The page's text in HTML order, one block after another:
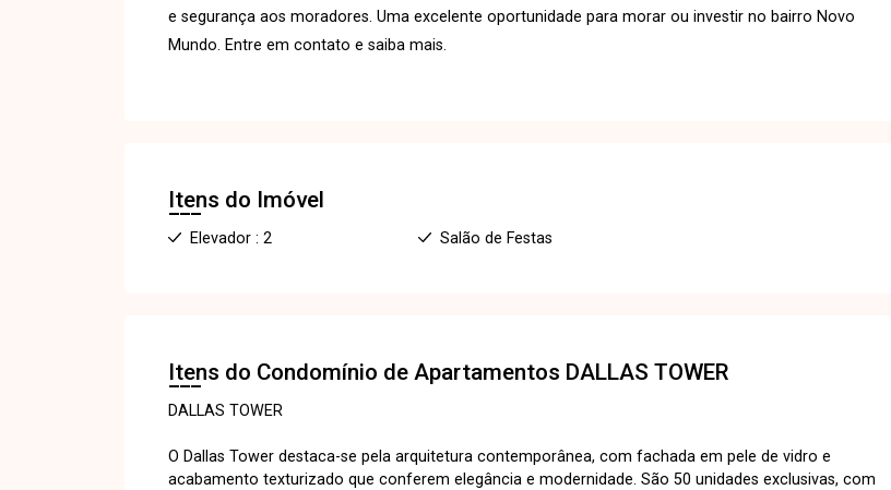
e segurança aos moradores. Uma excelente oportunidade para morar ou investir no bairro Novo
Mundo. Entre em contato e saiba mais.
Itens do Imóvel
Elevador : 2 Salão de Festas
Itens do Condomínio de Apartamentos DALLAS TOWER
DALLAS TOWER
O Dallas Tower destaca-se pela arquitetura contemporânea, com fachada em pele de vidro e
acabamento texturizado que conferem elegância e modernidade. São 50 unidades exclusivas, com